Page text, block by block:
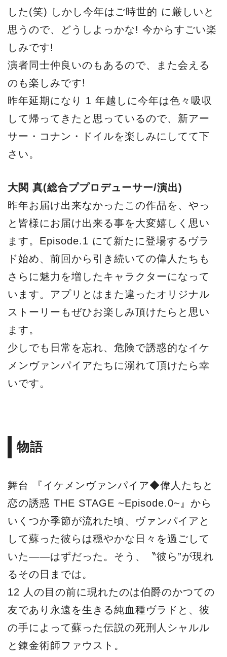
した(笑) しかし今年はご時世的 に厳しいと
思うので、どうしよっかな! 今からすごい楽
しみです!
演者同士仲良いのもあるので、また会える
のも楽しみです!
昨年延期になり 1 年越しに今年は色々吸収
して帰ってきたと思っているので、新アー
サー・コナン・ドイルを楽しみにしてて下
さい。
大関 真(総合ププロデューサー/演出)
昨年お届け出来なかったこの作品を、やっ
と皆様にお届け出来る事を大変嬉しく思い
ます。Episode.1 にて新たに登場するヴラ
ド始め、前回から引き続いての偉人たちも
さらに魅力を増したキャラクターになって
います。アプリとはまた違ったオリジナル
ストーリーもぜひお楽しみ頂けたらと思い
ます。
少しでも日常を忘れ、危険で誘惑的なイケ
メンヴァンパイアたちに溺れて頂けたら幸
いです。
物語
舞台 『イケメンヴァンパイア◆偉人たちと
恋の誘惑 THE STAGE ~Episode.0~』から
いくつか季節が流れた頃、ヴァンパイアと
して蘇った彼らは穏やかな日々を過ごして
いた――はずだった。そう、〝彼ら”が現れ
るその日までは。
12 人の目の前に現れたのは伯爵のかつての
友であり永遠を生きる純血種ヴラドと、彼
の手によって蘇った伝説の死刑人シャルル
と錬金術師ファウスト。